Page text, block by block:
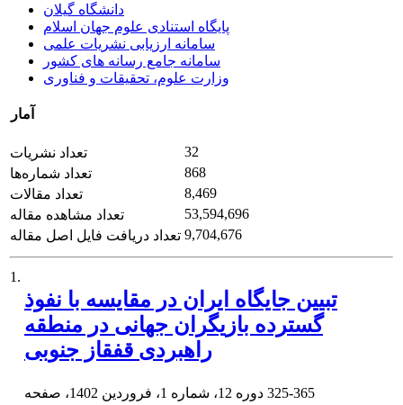
دانشگاه گیلان
پایگاه استنادی علوم جهان اسلام
سامانه ارزیابی نشریات علمی
سامانه جامع رسانه های کشور
وزارت علوم، تحقیقات و فناوری
آمار
تعداد نشریات
32
تعداد شماره‌ها
868
تعداد مقالات
8,469
تعداد مشاهده مقاله
53,594,696
تعداد دریافت فایل اصل مقاله 9,704,676
1.
تبیین جایگاه ایران در مقایسه با نفوذ
گسترده بازیگران جهانی در منطقه
راهبردی قفقاز جنوبی
325-365